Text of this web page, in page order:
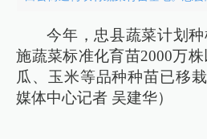
今年，忠县蔬菜计划
施蔬菜标准化育苗2000万
瓜、玉米等品种种苗已移
媒体中心记者 吴建华）